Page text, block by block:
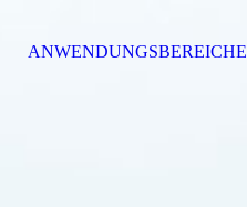
ANWENDUNGSBEREICHE